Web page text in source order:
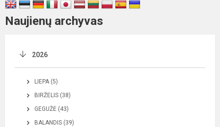
Naujienų archyvas
2026
LIEPA (5)
BIRŽELIS (38)
GEGUŽĖ (43)
BALANDIS (39)